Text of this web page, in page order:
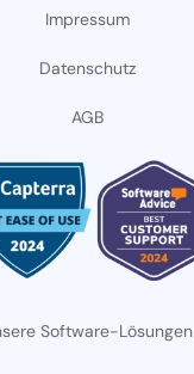
Impressum
Datenschutz
AGB
Software-Lösungen